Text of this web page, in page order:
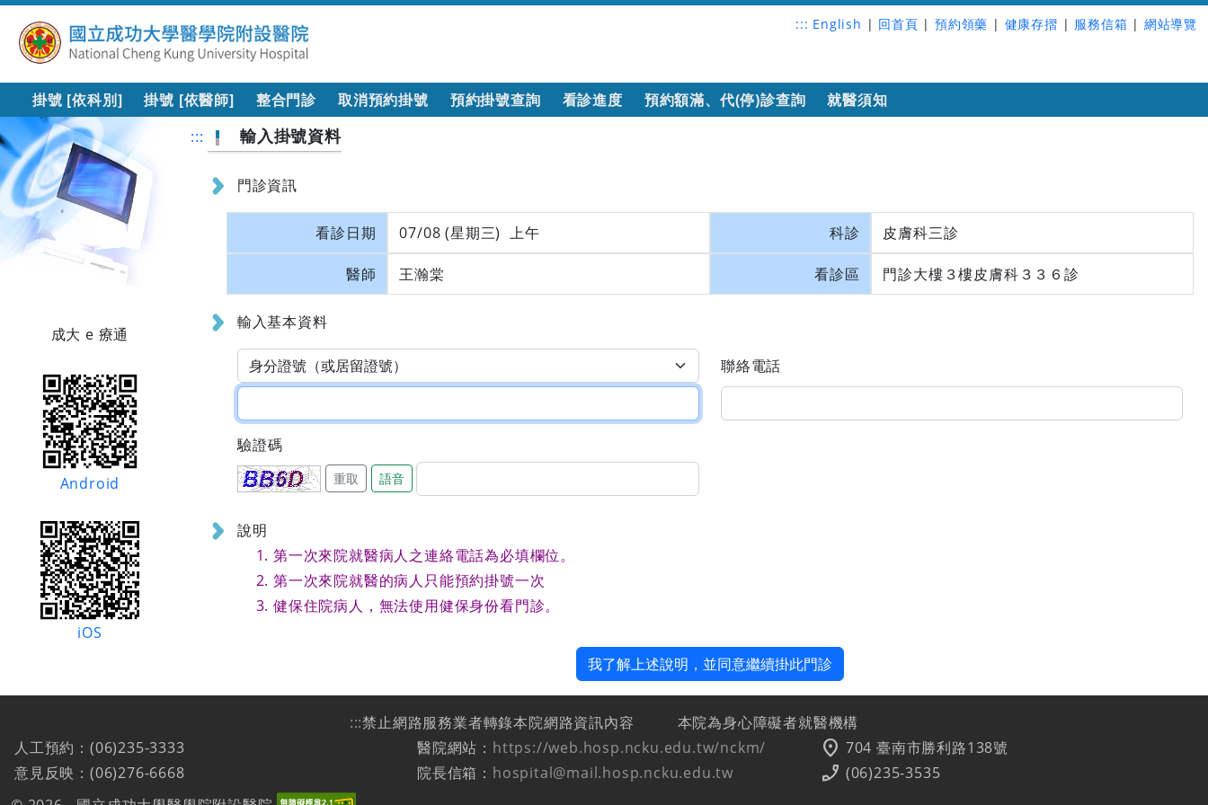
::: English | 回首頁 | 預約領藥 | 健康存摺 | 服務信箱 | 網站導覽
掛號 [依科別] 掛號 [依醫師] 整合門診 取消預約掛號 預約掛號查詢 看診進度 預約額滿、代(停)診查詢 就醫須知
成大 e 療通
Android
iOS
::: 輸入掛號資料
門診資訊
看診日期 07/08 (星期三) 上午 科診 皮膚科三診
醫師 王瀚棠 看診區 門診大樓３樓皮膚科３３６診
輸入基本資料
聯絡電話
驗證碼
重取 語音
說明
第一次來院就醫病人之連絡電話為必填欄位。
第一次來院就醫的病人只能預約掛號一次
健保住院病人，無法使用健保身份看門診。
我了解上述說明，並同意繼續掛此門診
:::禁止網路服務業者轉錄本院網路資訊內容
本院為身心障礙者就醫機構
人工預約：(06)235-3333
意見反映：(06)276-6668
醫院網站： https://web.hosp.ncku.edu.tw/nckm/
院長信箱： hospital@mail.hosp.ncku.edu.tw
location_on 704 臺南市勝利路138號
phone_enabled (06)235-3535